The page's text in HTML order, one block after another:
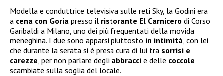
Modella e conduttrice televisiva sulle reti Sky, la Godini era
a cena con Goria presso il ristorante El Carnicero di Corso
Garibaldi a Milano, uno dei più frequentati della movida
meneghina. I due sono apparsi piuttosto in intimità, con lei
che durante la serata si è presa cura di lui tra sorrisi e
carezze, per non parlare degli abbracci e delle coccole
scambiate sulla soglia del locale.